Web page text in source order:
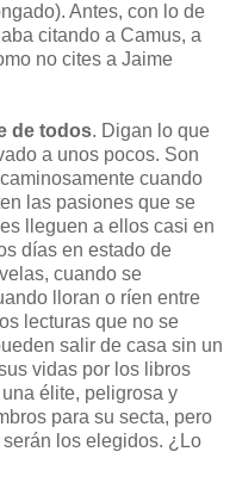
Antes, con lo de
citando a Camus, a
no cites a Jaime
de todos. Digan lo que
a unos pocos. Son
cuando
las pasiones que se
lleguen a ellos casi en
días en estado de
cuando se
lloran o ríen entre
lecturas que no se
salir de casa sin un
vidas por los libros
élite, peligrosa y
para su secta, pero
los elegidos. ¿Lo